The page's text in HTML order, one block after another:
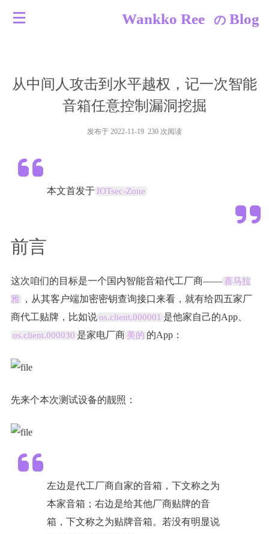
Wankko Ree の Blog
从中间人攻击到水平越权，记一次智能
音箱任意控制漏洞挖掘
发布于 2022-11-19 230 次阅读
本文首发于 IOTsec-Zone
前言
这次咱们的目标是一个国内智能音箱代工厂商——喜马拉
雅
，从其客户端加密密钥查询接口来看，就有给四五家厂
商代工贴牌，比如说os.client.000001 是他家自己的App、
os.client.000030 是家电厂商 美的 的App：
先来个本次测试设备的靓照：
左边是代工厂商自家的音箱，下文称之为
本家音箱；右边是给其他厂商贴牌的音
箱，下文称之为贴牌音箱。若没有明显说